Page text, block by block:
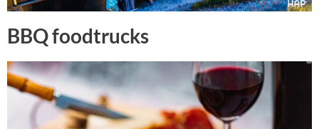
BBQ foodtrucks